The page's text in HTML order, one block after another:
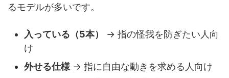
るモデルが多いです。
入っている（5本）
→ 指の怪我を防ぎたい人向
け
外せる仕様 → 指に自由な動きを求める人向け